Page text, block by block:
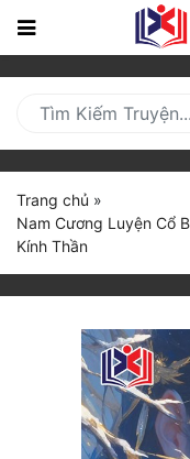
Trang
Mới
Cập
Nhật
(current)
BXH
Truyện Mới Ra
Hoàn Thành
Trang chủ »
Nam Cương Luyện Cổ
Kính Thần